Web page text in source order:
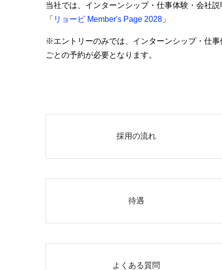
当社では、インターンシップ・仕事体験・会社
「 リョービ Member's Page 2028 」
※エントリーのみでは、インターンシップ・仕
ごとの予約が必要となります。
採用の流れ
待遇
よくある質問